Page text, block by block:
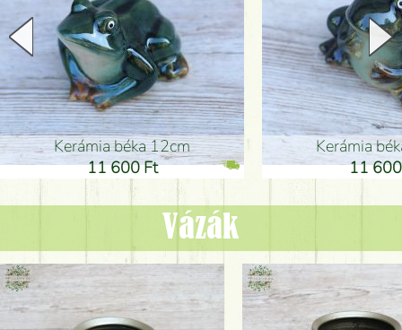
Kerámia béka 12cm
11 600 Ft
Kerámia
11
Vázák